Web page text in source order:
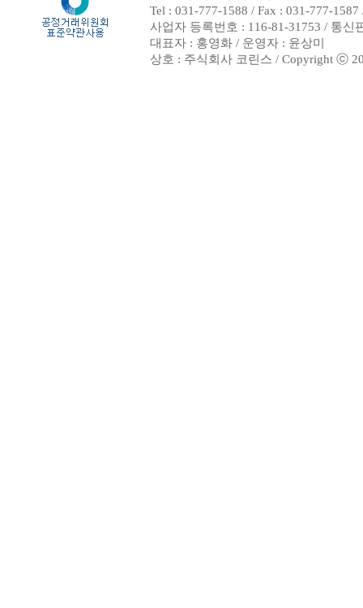
Tel : 031-777-1588 / Fax : 031-777-
사업자 등록번호 : 116-81-31753 / 통신
대표자 : 홍영화 / 운영자 : 윤상미
상호 : 주식회사 코린스 / Copyright ⓒ